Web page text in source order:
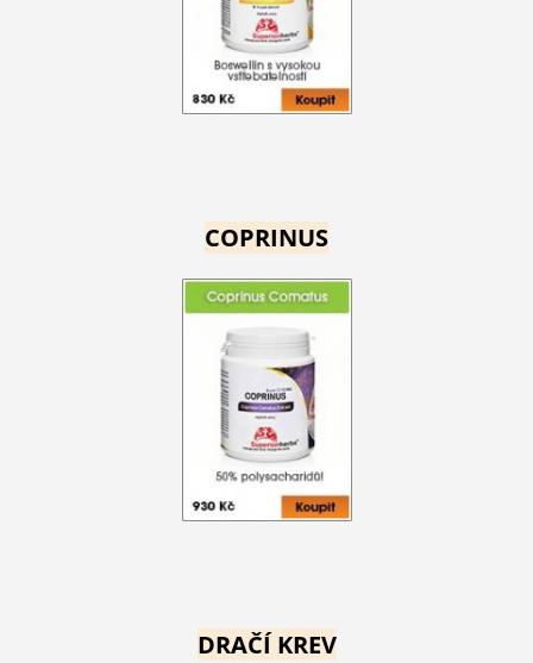
COPRINUS
DRAČÍ KREV